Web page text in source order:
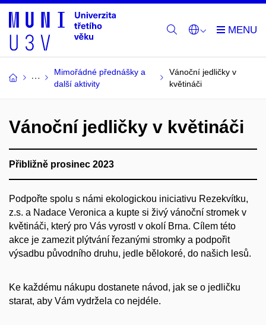
Mimořádné přednášky a
další aktivity
Vánoční jedličky v
květináči
Vánoční jedličky v květináči
Přibližně prosinec 2023
Podpořte spolu s námi ekologickou iniciativu Rezekvítku,
z.s. a Nadace Veronica a kupte si živý vánoční stromek v
květináči, který pro Vás vyrostl v okolí Brna. Cílem této
akce je zamezit plýtvání řezanými stromky a podpořit
výsadbu původního druhu, jedle bělokoré, do našich lesů.
Ke každému nákupu dostanete návod, jak se o jedličku
starat, aby Vám vydržela co nejdéle.